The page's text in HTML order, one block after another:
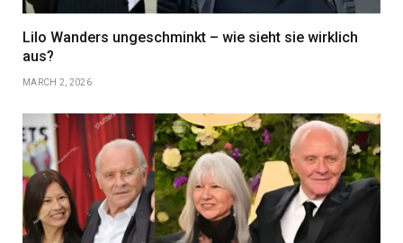
Lilo Wanders ungeschminkt – wie sieht sie wirklich
aus?
MARCH 2, 2026